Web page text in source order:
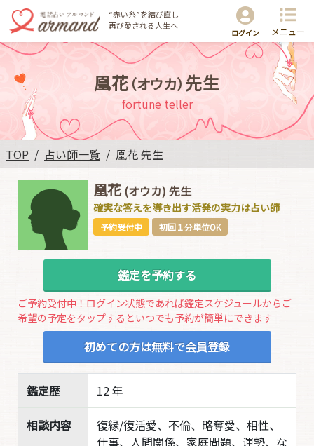
メニュー
“赤い糸”を結び直し
再び愛される人生へ
ログイン
凰花 （オウカ） 先生
fortune teller
TOP 占い師一覧 凰花 先生
凰花 (オウカ) 先生
確実な答えを導き出す活発の実力は占い師
予約受付中 初回１分単位OK
鑑定を予約する
ご予約受付中！ログイン状態であれば鑑定スケジュールからご
希望の予定をタップするといつでも予約が簡単にできます
初めての方は無料で会員登録
鑑定歴 12 年
相談内容
復縁/復活愛、不倫、略奪愛、相性、
仕事、人間関係、家庭問題、運勢、な